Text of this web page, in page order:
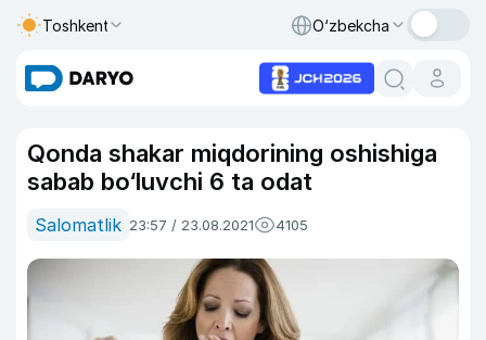
Toshkent O‘zbekcha
Qonda shakar miqdorining oshishiga
sabab bo‘luvchi 6 ta odat
Salomatlik 23:57 / 23.08.2021 4105